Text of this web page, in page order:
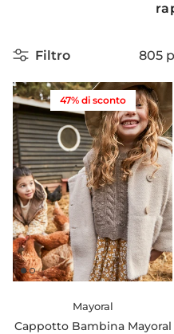
Filtro 805
47% di sconto
Mayoral
Cappotto Bambina Mayoral